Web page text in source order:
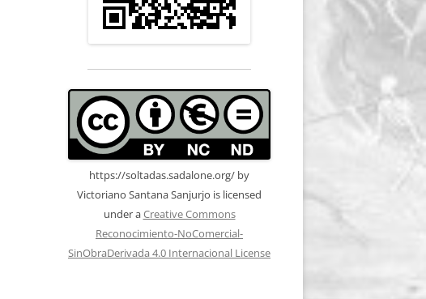
https://soltadas.sadalone.org/ by
Victoriano Santana Sanjurjo is licensed
under aCreative Commons
Reconocimiento-NoComercial-
SinObraDerivada 4.0 Internacional License